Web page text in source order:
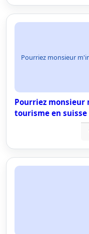
Pourriez monsieur
Pourriez monsieur
tourisme en suisse